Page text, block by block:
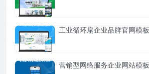
工业循环扇企业品牌官网模板
营销型网络服务企业网站模板